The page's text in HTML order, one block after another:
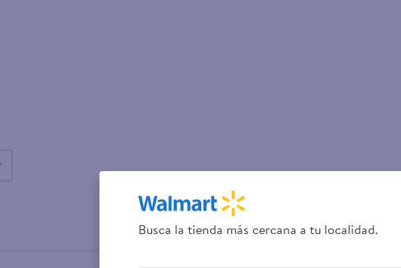
Busca la tienda más cercana a tu localidad.